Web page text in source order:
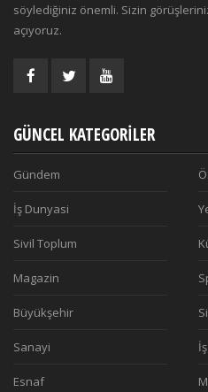
söylediğiniz önemli. Sizin
açıyoruz.
GÜNCEL KATEGORILER
Gündem
İş Dunyasi
Sivil Toplum
Magazin
Büyükşehir
Sanayi
Esnaf